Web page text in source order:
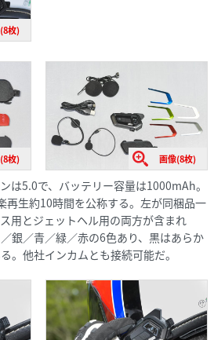
枚)
枚) 画像(8枚)
は5.0で、バッテリー容量は1000mAh。
再生約10時間を公称する。左が同梱品一
用とジェットヘル用の両方が含まれ
銀／青／緑／赤の6色あり、黒はあらか
。他社インカムとも接続可能だ。